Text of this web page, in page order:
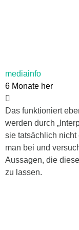
mediainfo
6 Monate her
Das funktioniert
werden durch
sie tatsächlich nicht
man bei und
Aussagen, die
zu lassen.